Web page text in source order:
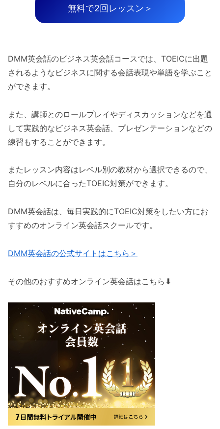
無料で2回レッスン＞
DMM英会話のビジネス英会話コースでは、TOEICに出題
されるようなビジネスに関する会話表現や単語を学ぶこと
ができます。
また、講師とのロールプレイやディスカッションなどを通
して実践的なビジネス英会話、プレゼンテーションなどの
練習もすることができます。
またレッスン内容はレベル別の教材から選択できるので、
自分のレベルに合ったTOEIC対策ができます。
DMM英会話は、毎日実践的にTOEIC対策をしたい方にお
すすめのオンライン英会話スクールです。
DMM英会話の公式サイトはこちら＞
その他のおすすめオンライン英会話はこちら⬇︎